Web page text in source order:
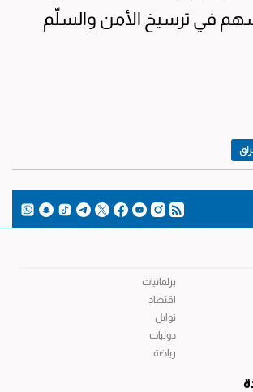
في ترسيخ الأمن والسلّم
برلمانيات
اقتصاد
توابل
دوليات
رياضة